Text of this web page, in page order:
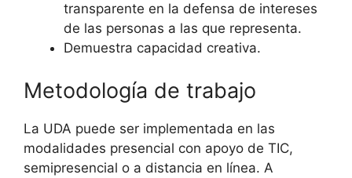
transparente en la defensa de intereses
de las personas a las que representa.
Demuestra capacidad creativa.
Metodología de trabajo
La UDA puede ser implementada en las
modalidades presencial con apoyo de TIC,
semipresencial o a distancia en línea. A